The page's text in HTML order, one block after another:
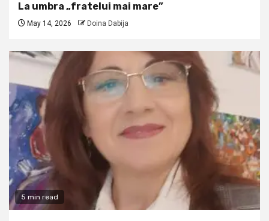
La umbra „fratelui mai mare”
May 14, 2026 Doina Dabija
5 min read